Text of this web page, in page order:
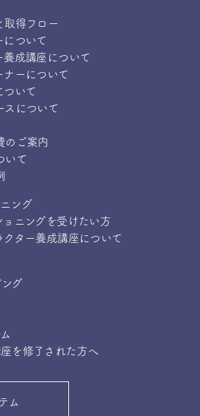
取得フロー
について
養成講座について
ナーについて
ついて
スについて
のご案内
いて
ング
ョニングを受けたい方
クター養成講座について
グ
を修了された方へ
ム